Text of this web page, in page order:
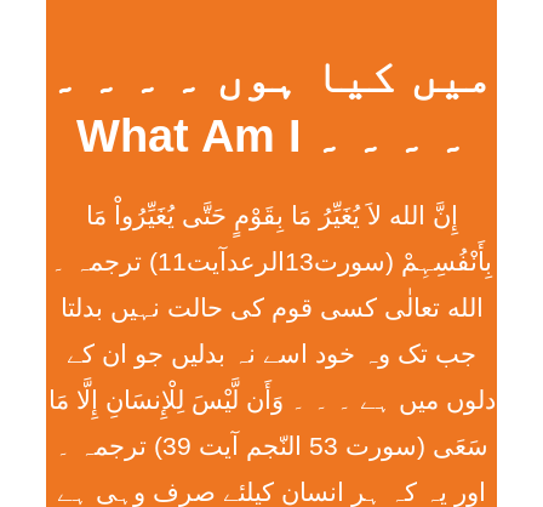
میں کیا ہوں ۔ ۔ ۔ ۔
۔ ۔ ۔ ۔ What Am I
إِنَّ الله لاَ يُغَيِّرُ مَا بِقَوْمٍ حَتَّی يُغَيِّرُواْ مَا
بِأَنْفُسِہِمْ (سورت13الرعدآیت11) ترجمہ ۔
الله تعالٰی کسی قوم کی حالت نہیں بدلتا
جب تک وہ خود اسے نہ بدلیں جو ان کے
دلوں میں ہے ۔ ۔ ۔ وَأَن لَّيْسَ لِلْإِنسَانِ إِلَّا مَا
سَعَی (سورت 53 النّجم آیت 39) ترجمہ ۔
اور یہ کہ ہر انسان کیلئے صرف وہی ہے